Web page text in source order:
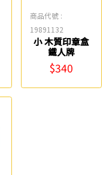
商品代號 :
19891132
小 木質印章盒
鐵人牌
$340